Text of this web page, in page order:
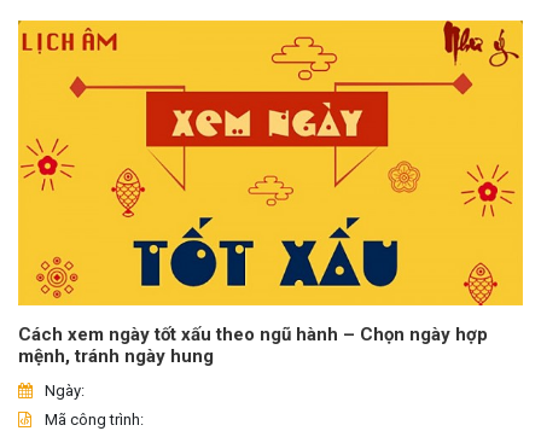
Cách xem ngày tốt xấu theo ngũ hành – Chọn ngày hợp
mệnh, tránh ngày hung
Ngày:
Mã công trình: